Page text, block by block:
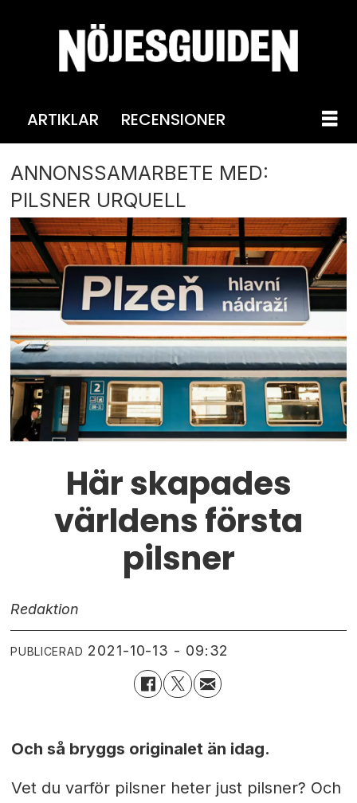
ARTIKLAR RECENSIONER
ANNONSSAMARBETE MED:
PILSNER URQUELL
Här skapades
världens första
pilsner
Redaktion
PUBLICERAD 2021-10-13 - 09:32
Och så bryggs originalet än idag.
Vet du varför pilsner heter just pilsner? Och